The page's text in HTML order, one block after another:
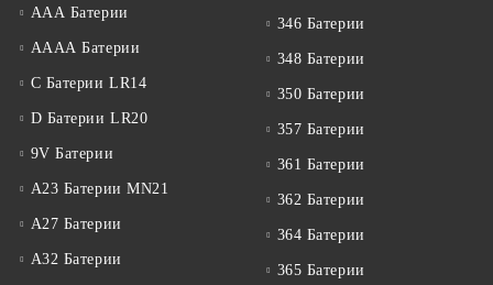
ААА Батерии
АААА Батерии
C Батерии LR14
D Батерии LR20
9V Батерии
A23 Батерии MN21
A27 Батерии
A32 Батерии
346 Батерии
348 Батерии
350 Батерии
357 Батерии
361 Батерии
362 Батерии
364 Батерии
365 Батерии